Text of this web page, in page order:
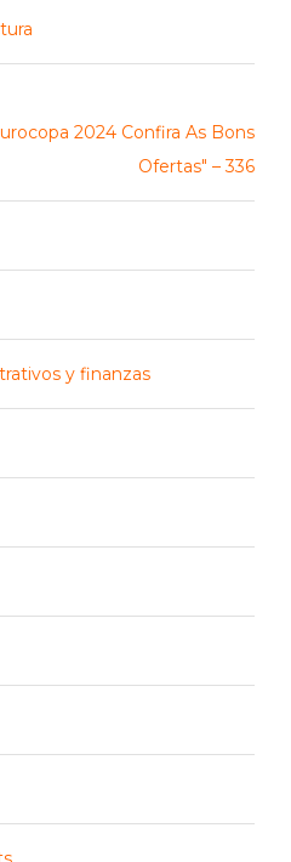
2024 Confira As Bons
Ofertas" – 336
y finanzas